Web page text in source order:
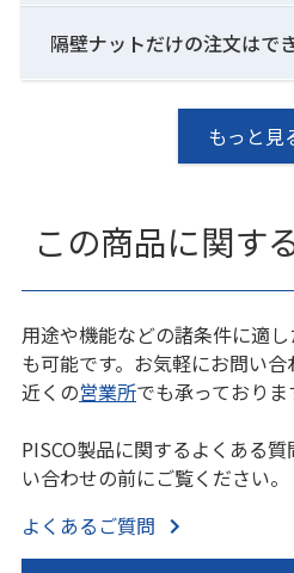
隔壁ナットだけの注文はで
もっと見
この商品に関す
用途や機能などの諸条件に適
も可能です。お気軽にお問い合
近くの営業所でも承っておりま
PISCO製品に関するよくある
い合わせの前にご覧ください。
よくあるご質問